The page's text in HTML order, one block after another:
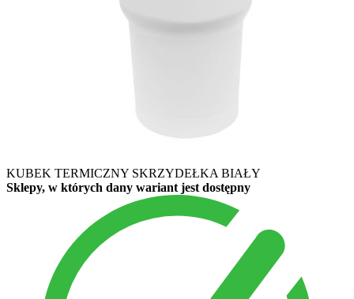
KUBEK TERMICZNY SKRZYDEŁKA BIAŁY
Sklepy, w których dany wariant jest dostępny